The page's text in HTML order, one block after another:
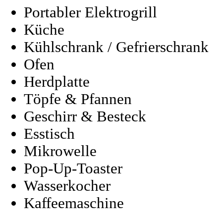
Portabler Elektrogrill
Küche
Kühlschrank / Gefrierschrank
Ofen
Herdplatte
Töpfe & Pfannen
Geschirr & Besteck
Esstisch
Mikrowelle
Pop-Up-Toaster
Wasserkocher
Kaffeemaschine